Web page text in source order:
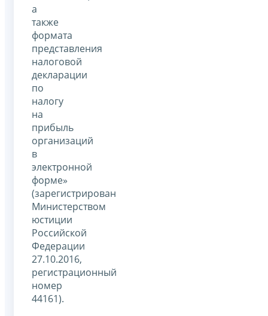
а
также
формата
представления
налоговой
декларации
по
налогу
на
прибыль
организаций
в
электронной
форме»
(зарегистрирован
Министерством
юстиции
Российской
Федерации
27.10.2016,
регистрационный
номер
44161).